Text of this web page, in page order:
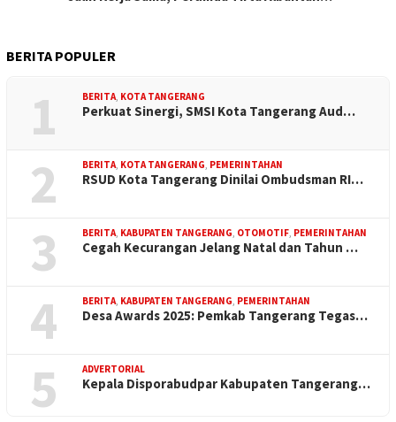
BERITA POPULER
1 BERITA, KOTA TANGERANG
Perkuat Sinergi, SMSI Kota Tangerang Aud…
2 BERITA, KOTA TANGERANG, PEMERINTAHAN
RSUD Kota Tangerang Dinilai Ombudsman RI…
3 BERITA, KABUPATEN TANGERANG, OTOMOTIF, PEMERINTAHAN
Cegah Kecurangan Jelang Natal dan Tahun …
4 BERITA, KABUPATEN TANGERANG, PEMERINTAHAN
Desa Awards 2025: Pemkab Tangerang Tegas…
5 ADVERTORIAL
Kepala Disporabudpar Kabupaten Tangerang…